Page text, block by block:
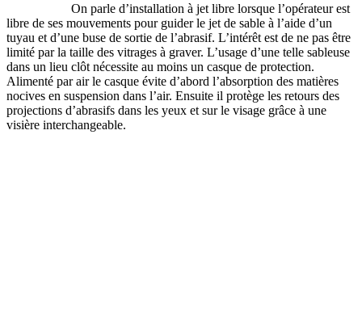
On parle d’installation à jet libre lorsque l’opérateur est
libre de ses mouvements pour guider le jet de sable à l’aide d’un
tuyau et d’une buse de sortie de l’abrasif. L’intérêt est de ne pas être
limité par la taille des vitrages à graver. L’usage d’une telle sableuse
dans un lieu clôt nécessite au moins un casque de protection.
Alimenté par air le casque évite d’abord l’absorption des matières
nocives en suspension dans l’air. Ensuite il protège les retours des
projections d’abrasifs dans les yeux et sur le visage grâce à une
visière interchangeable.